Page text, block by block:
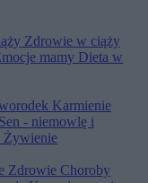
Zdrowie w ciąży
mamy Dieta w
Karmienie
Sen - niemowlę i
Żywienie
Zdrowie Choroby